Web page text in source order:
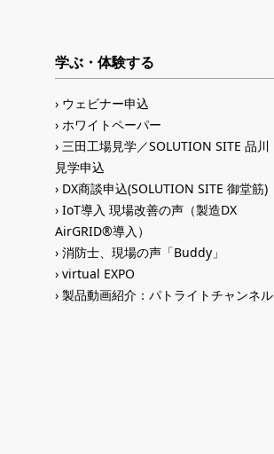
学ぶ・体験する
ウェビナー申込
ホワイトペーパー
三田工場見学／SOLUTION SITE 品川
見学申込
DX商談申込(SOLUTION SITE 御堂筋)
IoT導入 現場改善の声（製造DX
AirGRID®導入）
消防士、現場の声「Buddy」
virtual EXPO
製品動画紹介：パトライトチャンネル